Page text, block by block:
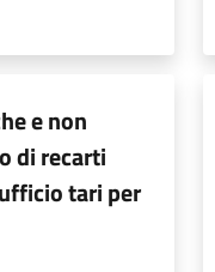
e non
di recarti
tari per